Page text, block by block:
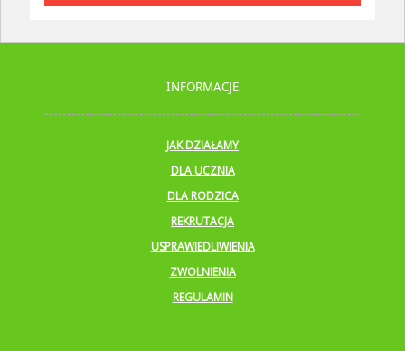
INFORMACJE
JAK DZIAŁAMY
DLA UCZNIA
DLA RODZICA
REKRUTACJA
USPRAWIEDLIWIENIA
ZWOLNIENIA
REGULAMIN